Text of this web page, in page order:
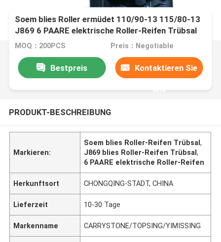
Soem blies Roller ermüdet 110/90-13 115/80-13
J869 6 PAARE elektrische Roller-Reifen Trübsal
MOQ：200PCS Preis：Negotiable
Bestpreis Kontaktieren Sie
uns
PRODUKT-BESCHREIBUNG
Markieren:
Soem blies Roller-Reifen Trübsal,
J869 blies Roller-Reifen Trübsal,
6 PAARE elektrische Roller-Reifen
Herkunftsort CHONGQING-STADT, CHINA
Lieferzeit 10-30 Tage
Markenname CARRYSTONE/TOPSING/YIMISSING